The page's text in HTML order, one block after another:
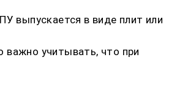
выпускается в виде плит или
учитывать, что при